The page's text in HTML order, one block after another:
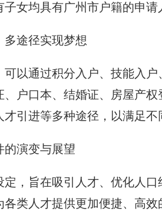
女均具有广州市户籍的申请
多途径实现梦想
以通过积分入户、技能入
户口本、结婚证、房屋产
引进等多种途径，以满足不
的演变与展望
定，旨在吸引人才、优化人
类人才提供更加便捷、高